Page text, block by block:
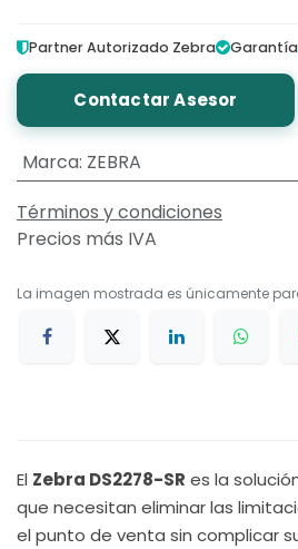
Partner Autorizado Zebra Garantía
Contactar Asesor
Marca: ZEBRA
Términos y condiciones
Precios más IVA
La imagen mostrada es únicamente
El Zebra DS2278-SR es la
que necesitan eliminar las
el punto de venta sin complicar